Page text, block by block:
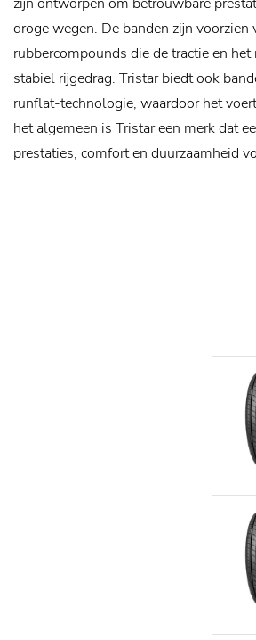
droge wegen. De banden zijn
rubbercompounds die de tractie en
stabiel rijgedrag. Tristar biedt ook
runflat-technologie, waardoor het
het algemeen is Tristar een merk dat
prestaties, comfort en duurzaamheid